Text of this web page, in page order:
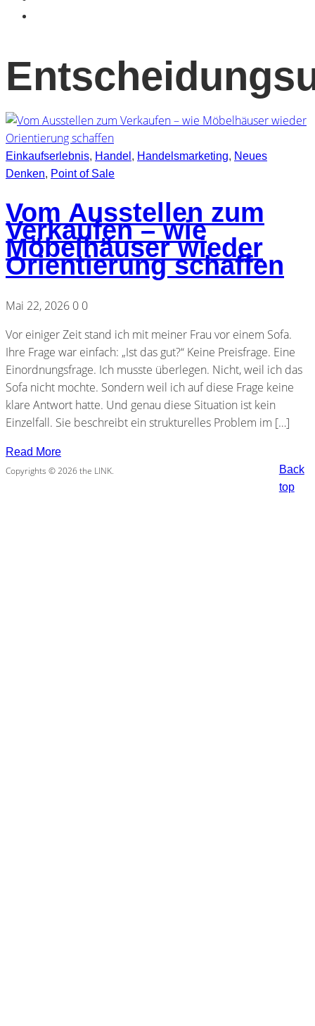
Einkaufserlebnis, Handel , Handelsmarketing, Neues
Denken, Point of Sale
Vom Ausstellen zum
Verkaufen – wie
Möbelhäuser wieder
Orientierung schaffen
Mai 22, 2026 0 0
Vor einiger Zeit stand ich mit meiner Frau vor einem Sofa.
Ihre Frage war einfach: „Ist das gut?“ Keine Preisfrage. Eine
Einordnungsfrage. Ich musste überlegen. Nicht, weil ich das
Sofa nicht mochte. Sondern weil ich auf diese Frage keine
klare Antwort hatte. Und genau diese Situation ist kein
Einzelfall. Sie beschreibt ein strukturelles Problem im […]
Read More
Copyrights © 2026 the LINK.
Back
top